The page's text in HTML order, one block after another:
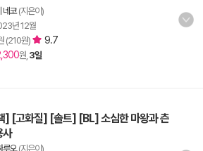
네코(지은이)
년 12월
(210원) 9.7
원, 3일
] [고화질] [솔트] [BL] 소심한 마왕과 츤
사
루오(지은이)